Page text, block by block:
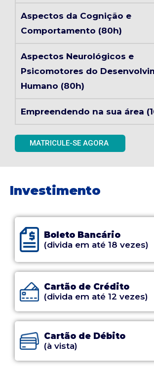
Aspectos da Cognição e
Comportamento (80h)
Aspectos Neurológicos e
Psicomotores do
Humano (80h)
Empreendendo na sua área
MATRICULE-SE AGORA
Investimento
Boleto Bancário
(divida em até 18 vezes)
Cartão de Crédito
(divida em até 12 vezes)
Cartão de Débito
(à vista)